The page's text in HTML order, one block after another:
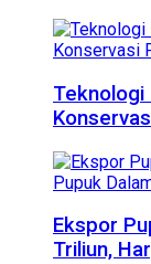
Teknologi
Ekspor
Triliun,